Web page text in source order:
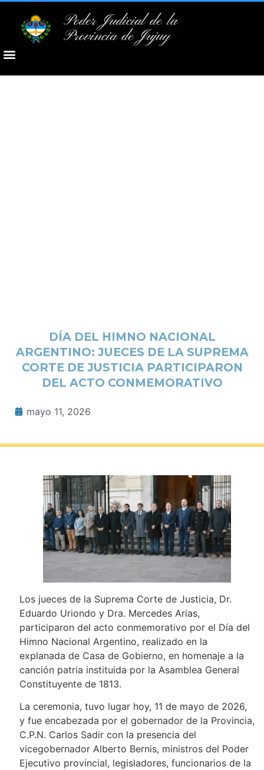
Poder Judicial de la
Provincia de Jujuy
DÍA DEL HIMNO NACIONAL
ARGENTINO: JUECES DE LA SUPREMA
CORTE DE JUSTICIA PARTICIPARON
DEL ACTO CONMEMORATIVO
mayo 11, 2026
Los jueces de la Suprema Corte de Justicia, Dr.
Eduardo Uriondo y Dra. Mercedes Arias,
participaron del acto conmemorativo por el Día del
Himno Nacional Argentino, realizado en la
explanada de Casa de Gobierno, en homenaje a la
canción patria instituida por la Asamblea General
Constituyente de 1813.
La ceremonia, tuvo lugar hoy, 11 de mayo de 2026,
y fue encabezada por el gobernador de la Provincia,
C.P.N. Carlos Sadir con la presencia del
vicegobernador Alberto Bernis, ministros del Poder
Ejecutivo provincial, legisladores, funcionarios de la